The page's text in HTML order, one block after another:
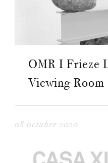
OMR I Frieze
Viewing Room
08 octubre 2020